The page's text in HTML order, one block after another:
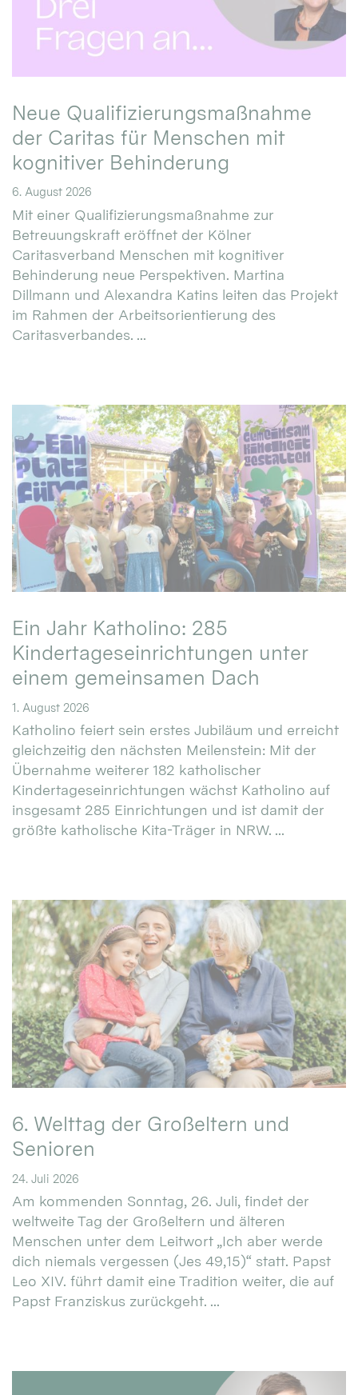
Neue Qualifizierungsmaßnahme
der Caritas für Menschen mit
kognitiver Behinderung
6. August 2026
Mit einer Qualifizierungsmaßnahme zur
Betreuungskraft eröffnet der Kölner
Caritasverband Menschen mit kognitiver
Behinderung neue Perspektiven. Martina
Dillmann und Alexandra Katins leiten das Projekt
im Rahmen der Arbeitsorientierung des
Caritasverbandes. ...
Ein Jahr Katholino: 285
Kindertageseinrichtungen unter
einem gemeinsamen Dach
1. August 2026
Katholino feiert sein erstes Jubiläum und erreicht
gleichzeitig den nächsten Meilenstein: Mit der
Übernahme weiterer 182 katholischer
Kindertageseinrichtungen wächst Katholino auf
insgesamt 285 Einrichtungen und ist damit der
größte katholische Kita-Träger in NRW. ...
6. Welttag der Großeltern und
Senioren
24. Juli 2026
Am kommenden Sonntag, 26. Juli, findet der
weltweite Tag der Großeltern und älteren
Menschen unter dem Leitwort „Ich aber werde
dich niemals vergessen (Jes 49,15)“ statt. Papst
Leo XIV. führt damit eine Tradition weiter, die auf
Papst Franziskus zurückgeht. ...